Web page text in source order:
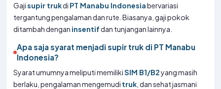
Gajisupir trukdi PT Manabu Indonesiabervariasi
tergantung pengalaman dan rute. Biasanya, gaji pokok
ditambah dengan insentifdan tunjangan lainnya.
Apa saja syarat menjadi supir truk di PT Manabu
Indonesia?
Syarat umumnya meliputi memilikiSIM B1/B2yang masih
berlaku, pengalaman mengemudi truk , dan sehat jasmani